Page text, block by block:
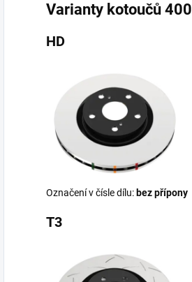
Varianty kotoučů
HD
Označení v čísle dílu: bez přípony
T3